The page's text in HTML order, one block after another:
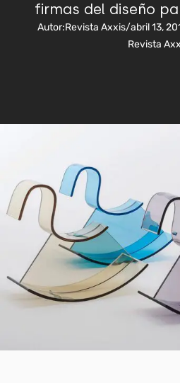
firmas del diseño
Autor:Revista Axxis/abril 13,
Revista